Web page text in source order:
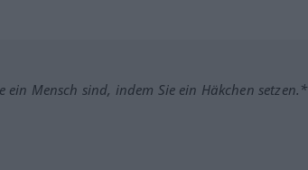
ein Mensch sind, indem Sie ein Häkchen setzen.*